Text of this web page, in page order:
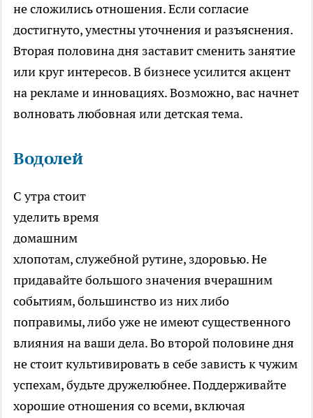
не сложились отношения. Если согласие
достигнуто, уместны уточнения и разъяснения.
Вторая половина дня заставит сменить занятие
или круг интересов. В бизнесе усилится акцент
на рекламе и инновациях. Возможно, вас начнет
волновать любовная или детская тема.
Водолей
С утра стоит
уделить время
домашним
хлопотам, служебной рутине, здоровью. Не
придавайте большого значения вчерашним
событиям, большинство из них либо
поправимы, либо уже не имеют существенного
влияния на ваши дела. Во второй половине дня
не стоит культивировать в себе зависть к чужим
успехам, будьте дружелюбнее. Поддерживайте
хорошие отношения со всеми, включая